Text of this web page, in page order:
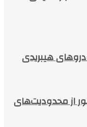
هیبریدی
از محدودیت‌های